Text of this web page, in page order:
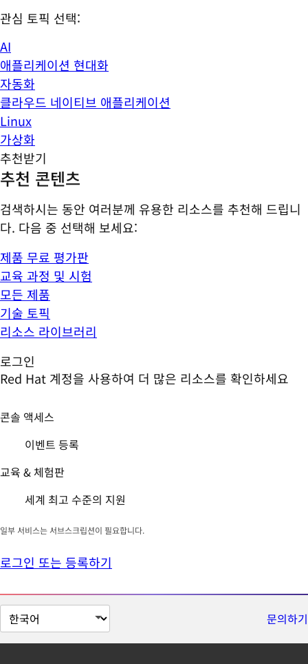
관심 토픽 선택:
AI
애플리케이션 현대화
자동화
클라우드 네이티브 애플리케이션
Linux
가상화
추천받기
추천 콘텐츠
검색하시는 동안 여러분께 유용한 리소스를 추천해 드립니
다. 다음 중 선택해 보세요:
제품 무료 평가판
교육 과정 및 시험
모든 제품
기술 토픽
리소스 라이브러리
로그인
Red Hat 계정을 사용하여 더 많은 리소스를 확인하세요
콘솔 액세스
이벤트 등록
교육 & 체험판
세계 최고 수준의 지원
일부 서비스는 서브스크립션이 필요합니다.
로그인 또는 등록하기
페
이
문의하기